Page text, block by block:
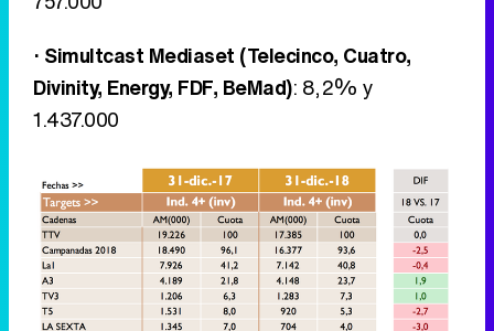
· Simultcast Mediaset (Telecinco, Cuatro,
Divinity, Energy, FDF, BeMad): 8,2% y
1.437.000